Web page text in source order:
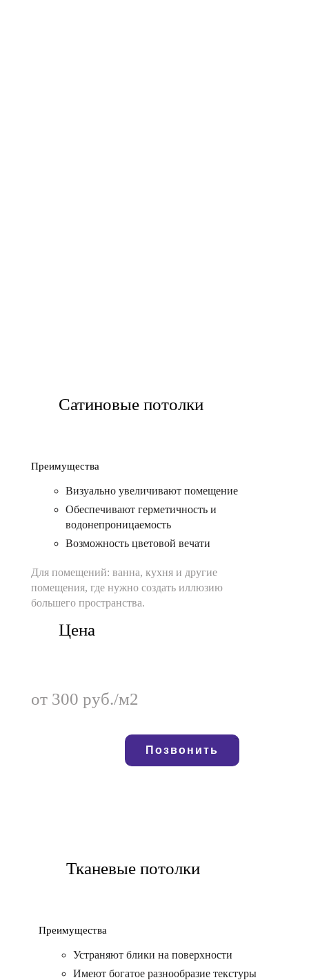
Сатиновые потолки
Преимущества
Визуально увеличивают помещение
Обеспечивают герметичность и
водонепроницаемость
Возможность цветовой вечати
Для помещений: ванна, кухня и другие
помещения, где нужно создать иллюзию
большего пространства.
Цена
от 300 руб./м2
Позвонить
Тканевые потолки
Преимущества
Устраняют блики на поверхности
Имеют богатое разнообразие текстуры